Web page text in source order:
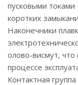
пусковыми токами
коротких
Наконечники
олово-висмут,
процессе
Контактная